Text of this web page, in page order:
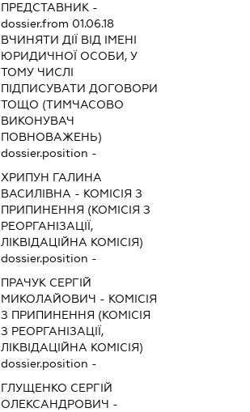
ПРЕДСТАВНИК -
dossier.from 01.06.18
ВЧИНЯТИ ДІЇ ВІД ІМЕНІ
ЮРИДИЧНОЇ ОСОБИ, У
ТОМУ ЧИСЛІ
ПІДПИСУВАТИ ДОГОВОРИ
ТОЩО (ТИМЧАСОВО
ВИКОНУВАЧ
ПОВНОВАЖЕНЬ)
dossier.position -
ХРИПУН ГАЛИНА
ВАСИЛІВНА - КОМІСІЯ З
ПРИПИНЕННЯ (КОМІСІЯ З
РЕОРГАНІЗАЦІЇ,
ЛІКВІДАЦІЙНА КОМІСІЯ)
dossier.position -
ПРАЧУК СЕРГІЙ
МИКОЛАЙОВИЧ - КОМІСІЯ
З ПРИПИНЕННЯ (КОМІСІЯ
З РЕОРГАНІЗАЦІЇ,
ЛІКВІДАЦІЙНА КОМІСІЯ)
dossier.position -
ГЛУЩЕНКО СЕРГІЙ
ОЛЕКСАНДРОВИЧ -